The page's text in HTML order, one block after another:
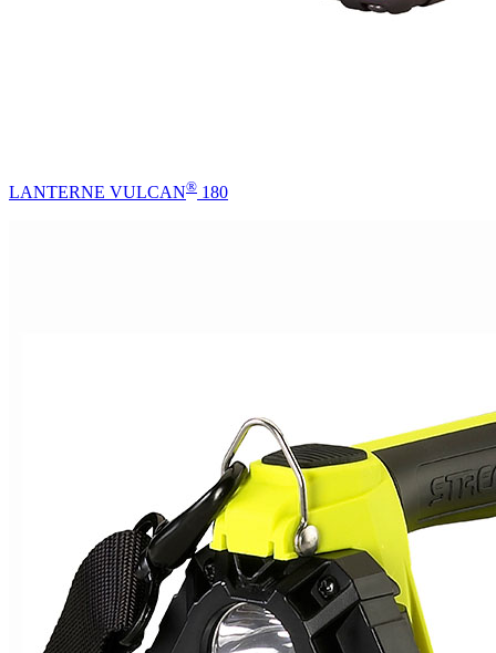
LANTERNE VULCAN® 180